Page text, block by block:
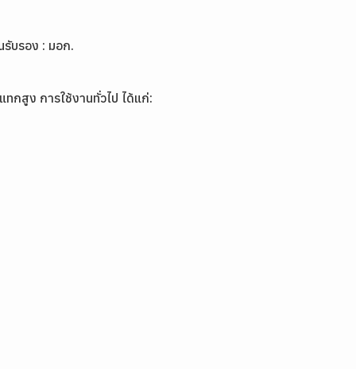
บรอง : มอก.
กสูง การใช้งานทั่วไป ได้แก่: